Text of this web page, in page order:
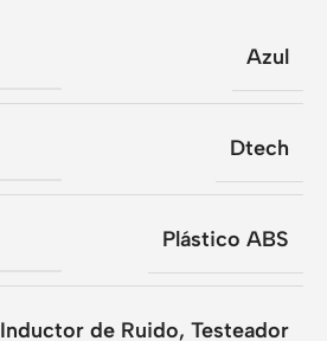
Azul
Dtech
Plástico ABS
Inductor de Ruido, Testeador